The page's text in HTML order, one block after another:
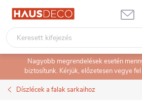
Ugrás
tartalomhoz
Nagyobb megrendelések esetén
biztosítunk. Kérjük, előzetesen vegye
Díszlécek a falak sarkaihoz